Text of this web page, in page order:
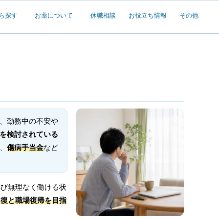
探す お薬について 休職相談 お役立ち情報 その他
勤務中の不安や
検討されている
傷病手当金など
無理なく働ける状
と職場復帰を目指